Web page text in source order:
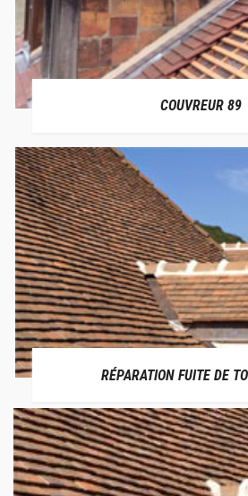
COUVREUR 89
RÉPARATION FUITE DE